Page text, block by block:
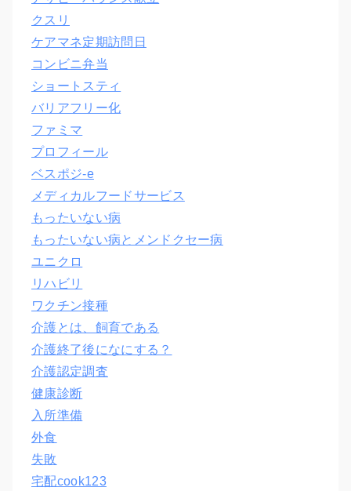
クスリ
ケアマネ定期訪問日
コンビニ弁当
ショートスティ
バリアフリー化
ファミマ
プロフィール
ベスポジ-e
メディカルフードサービス
もったいない病
もったいない病とメンドクセー病
ユニクロ
リハビリ
ワクチン接種
介護とは、飼育である
介護終了後になにする？
介護認定調査
健康診断
入所準備
外食
失敗
宅配cook123